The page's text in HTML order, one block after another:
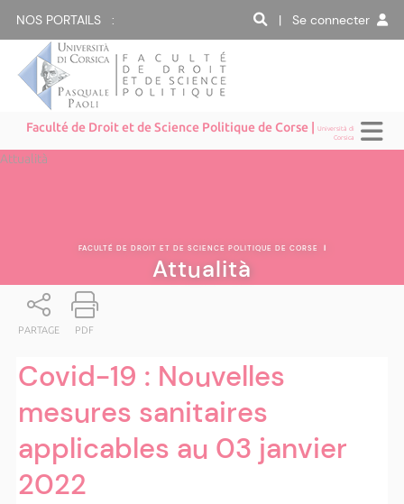
NOS PORTAILS : | Se connecter
Faculté de Droit et de Science Politique de Corse |Università di
Corsica
Attualità
FACULTÉ DE DROIT ET DE SCIENCE POLITIQUE DE CORSE |
Attualità
PARTAGE PDF
Covid-19 : Nouvelles
mesures sanitaires
applicables au 03 janvier
2022